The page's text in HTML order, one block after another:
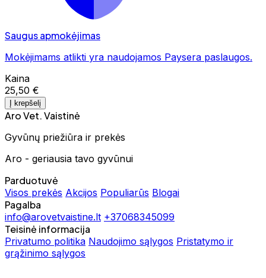
Saugus apmokėjimas
Mokėjimams atlikti yra naudojamos Paysera paslaugos.
Kaina
25,50 €
Į krepšelį
Aro Vet. Vaistinė
Gyvūnų priežiūra ir prekės
Aro - geriausia tavo gyvūnui
Parduotuvė
Visos prekės Akcijos Populiarūs Blogai
Pagalba
info@arovetvaistine.lt +37068345099
Teisinė informacija
Privatumo politika Naudojimo sąlygos Pristatymo ir
grąžinimo sąlygos